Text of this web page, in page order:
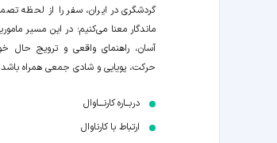
گردشگری در ایران، سفر را از لحظه‌
ماندگار معنا می‌کنیم؛ در این مسیر‍
آسان، راهنمای واقعی و ترویج حال
حرکت، پویایی و شادی جمعی همراه باشد.
دربــاره کارنـــاوال
ارتباط با کارناوال